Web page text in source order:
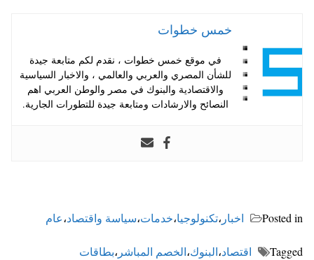
خمس خطوات
في موقع خمس خطوات ، نقدم لكم متابعة جيدة
للشأن المصري والعربي والعالمي ، والاخبار السياسية
والاقتصادية والبنوك في مصر والوطن العربي اهم
النصائح والارشادات ومتابعة جيدة للتطورات الجارية.
Posted in اخبار ،تكنولوجيا،خدمات،سياسة واقتصاد،عام
Tagged اقتصاد،البنوك،الخصم المباشر ،بطاقات